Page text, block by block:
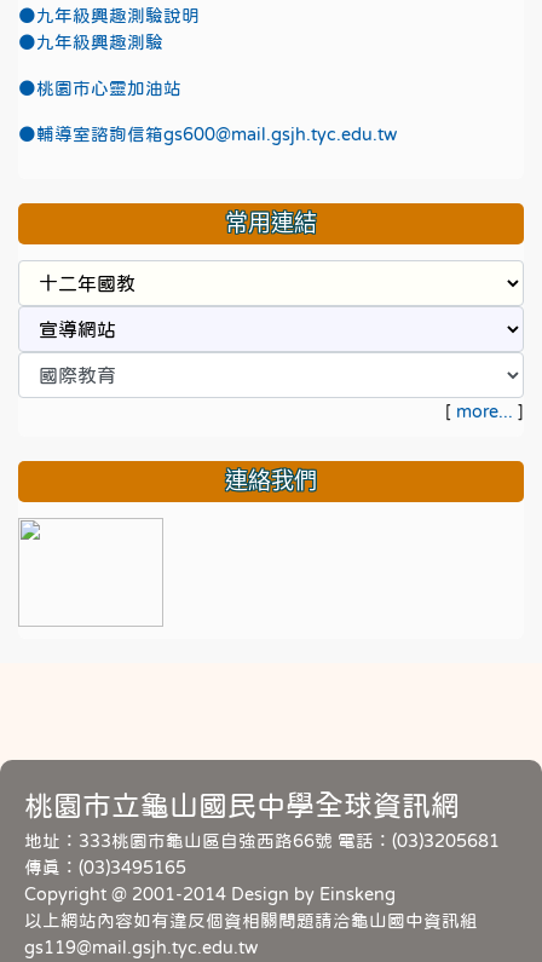
●九年級興趣測驗說明
●九年級興趣測驗
●桃園市心靈加油站
●輔導室諮詢信箱gs600@mail.gsjh.tyc.edu.tw
常用連結
[ more... ]
連絡我們
桃園市立龜山國民中學全球資訊網
地址：333桃園市龜山區自強西路66號 電話：(03)3205681
傳真：(03)3495165
Copyright @ 2001-2014 Design by Einskeng
以上網站內容如有違反個資相關問題請洽龜山國中資訊組
gs119@mail.gsjh.tyc.edu.tw